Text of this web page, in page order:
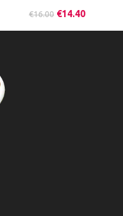
€16.00 €14.40